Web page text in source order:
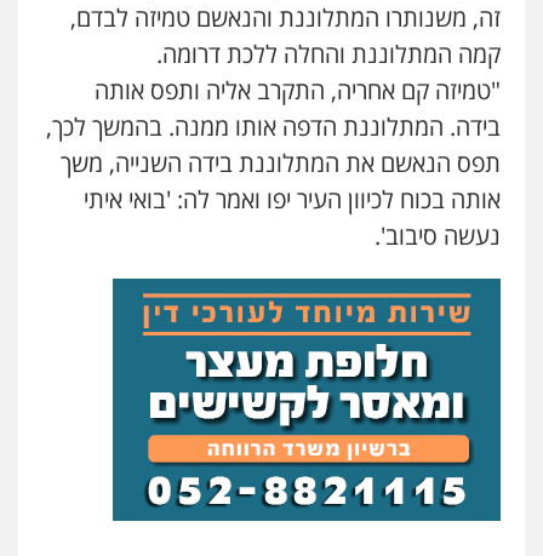
עו"ד אורי רינצקי
פלילי כלכלי ניהול משפטים
0506216813
עו"ד אייל אוחיון
פלילי עורכי דין לענייני אסירים מעצרים
וחקירות
עו"ד מירב נוסבוים
פלילי מעצרים וחקירות נוער עורכי דין
לענייני אסירים
0522331443
אילן כץ – משרד עורכי דין
משפט פלילי ייצוג שוטרים וסוהרים
ועדות חקירה
0546312410
זה, משנותרו המתלוננת והנאשם טמיזה לבדם,
קמה המתלוננת והחלה ללכת דרומה.
"טמיזה קם אחריה, התקרב אליה ותפס אותה
בידה. המתלוננת הדפה אותו ממנה. בהמשך לכך,
תפס הנאשם את המתלוננת בידה השנייה, משך
אותה בכוח לכיוון העיר יפו ואמר לה: 'בואי איתי
נעשה סיבוב'.